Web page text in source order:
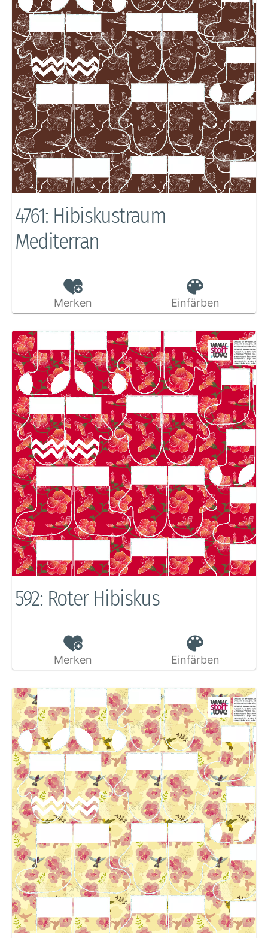
4761: Hibiskustraum
Mediterran
Merken Einfärben
592: Roter Hibiskus
Merken Einfärben